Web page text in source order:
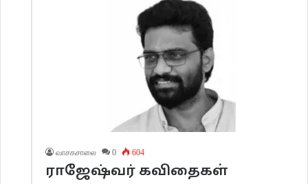
வாசகசாலை 0 604
ராஜேஷ்வர் கவிதைகள்